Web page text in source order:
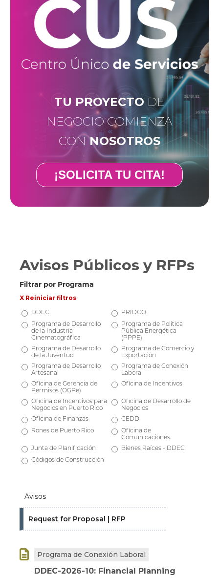
TU PROYECTODE
NEGOCIO COMIENZA
CONNOSOTROS
¡SOLICITA TU CITA!
Avisos Públicos y RFPs
Filtrar por Programa
X Reiniciar filtros
DDEC
PRIDCO
Programa de Desarrollo
de la Industria
Cinematográfica
Programa de Política
Pública Energética
(PPPE)
Programa de Desarrollo
de la Juventud
Programa de Comercio y
Exportación
Programa de Desarrollo
Artesanal
Programa de Conexión
Laboral
Oficina de Gerencia de
Permisos (OGPe)
Oficina de Incentivos
Oficina de Incentivos para
Negocios en Puerto Rico
Oficina de Desarrollo de
Negocios
Oficina de Finanzas
CEDD
Rones de Puerto Rico
Oficina de
Comunicaciones
Junta de Planificación
Bienes Raíces - DDEC
Códigos de Construcción
Avisos
Request for Proposal | RFP
 Programa de Conexión Laboral
DDEC-2026-10: Financial Planning